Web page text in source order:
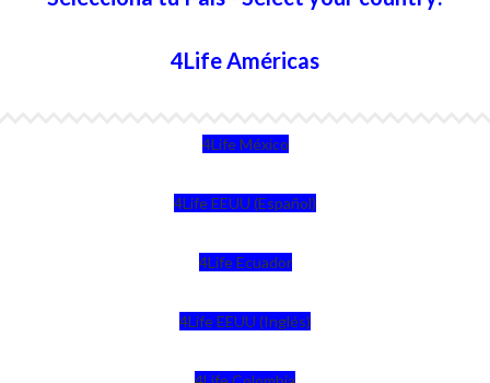
4Life Américas
4Life México
4Life EEUU (Español)
4Life Ecuador
4Life EEUU (Inglés)